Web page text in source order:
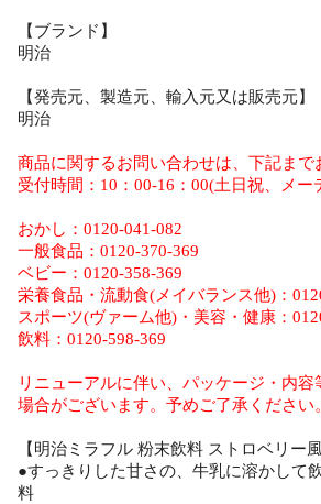
【ブランド】
明治
【発売元、製造元、輸入元又は販売元】
明治
商品に関するお問い合わせは、下記まで
受付時間：10：00-16：00(土日祝、メー
おかし：0120-041-082
一般食品：0120-370-369
ベビー：0120-358-369
栄養食品・流動食(メイバランス他)：
スポーツ(ヴァーム他)・美容・健康：
飲料：0120-598-369
リニューアルに伴い、パッケージ・内容
場合がございます。予めご了承ください。
【明治ミラフル 粉末飲料 ストロベリー
●すっきりした甘さの、牛乳に溶かして
料